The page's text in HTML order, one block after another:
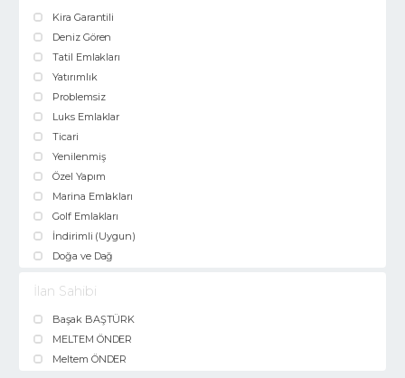
Kira Garantili
Deniz Gören
Tatil Emlakları
Yatırımlık
Problemsiz
Luks Emlaklar
Ticari
Yenilenmiş
Özel Yapım
Marina Emlakları
Golf Emlakları
İndirimli (Uygun)
Doğa ve Dağ
İlan Sahibi
Başak BAŞTÜRK
MELTEM ÖNDER
Meltem ÖNDER